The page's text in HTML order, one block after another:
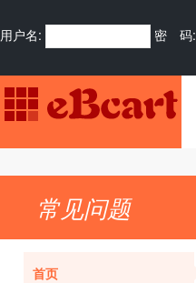
用户名: 密 码:
常见问题
首页